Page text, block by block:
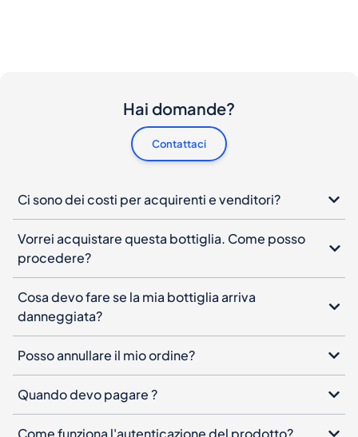
Hai domande?
Contattaci
Ci sono dei costi per acquirenti e venditori?
Vorrei acquistare questa bottiglia. Come posso
procedere?
Cosa devo fare se la mia bottiglia arriva
danneggiata?
Posso annullare il mio ordine?
Quando devo pagare ?
Come funziona l'autenticazione del prodotto?